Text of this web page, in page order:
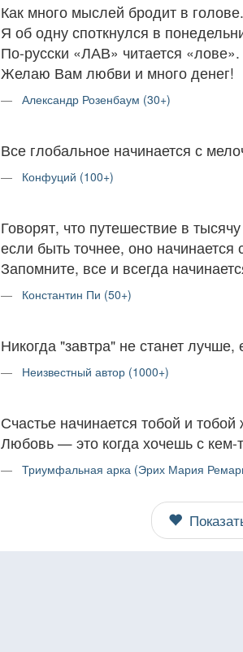
Как много мыслей бродит в голове.
Я об одну споткнулся в
По-русски «ЛАВ» читается «лове».
Желаю Вам любви и много денег!
Александр Розенбаум (30+)
Все глобальное начинается с
Конфуций (100+)
Говорят, что путешествие в
если быть точнее, оно начинается
Запомните, все и всегда
Константин Пи (50+)
Никогда "завтра" не станет
Неизвестный автор (1000+)
Счастье начинается тобой и
Любовь — это когда хочешь с кем-
Триумфальная арка (Эрих Мария